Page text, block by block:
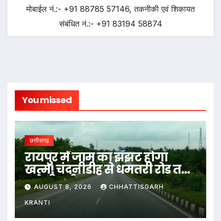
मोबाईल नं.:- +91 88785 57146, तकनीकी एवं शिकायत
संबंधित नं.:- +91 83194 58874
You missed
छत्तीसगढ़
रायपुर में जाम का झंझट होगा
खत्म! चंदनीडीह से धमतरी रोड तक
बनेगी नई सड़क
AUGUST 8, 2026 CHHATTISGARH
KRANTI